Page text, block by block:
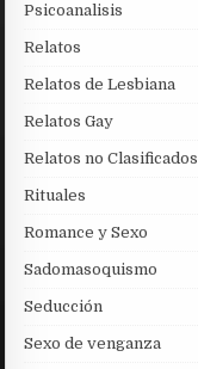
Psicoanalisis
Relatos
Relatos de Lesbiana
Relatos Gay
Relatos no Clasificados
Rituales
Romance y Sexo
Sadomasoquismo
Seducción
Sexo de venganza